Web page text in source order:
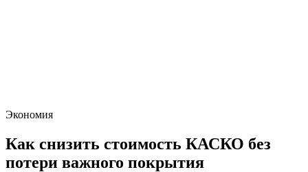
Экономия
Как снизить стоимость КАСКО без
потери важного покрытия